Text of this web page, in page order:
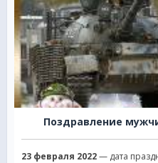
Поздравление
23 февраля 2022— дата